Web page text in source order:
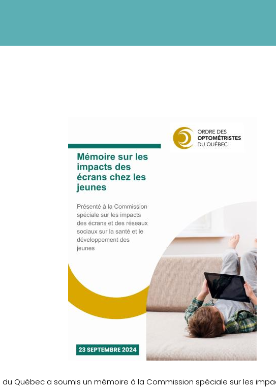
Québec a soumis un mémoire à la Commission spéciale sur les